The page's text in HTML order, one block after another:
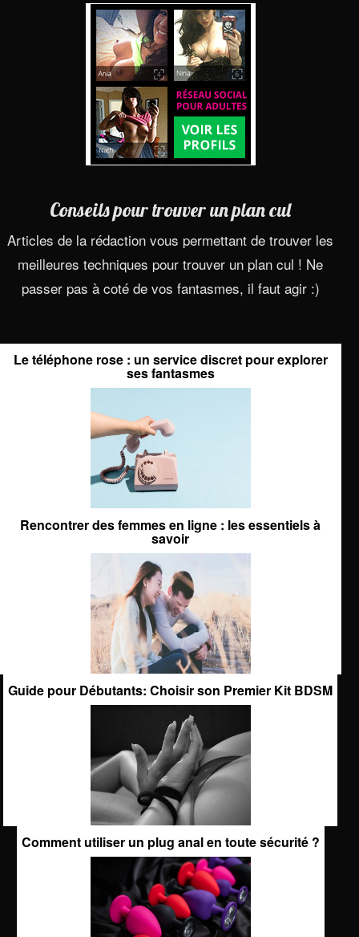
Conseils pour trouver un plan cul
Articles de la rédaction vous permettant de trouver les
meilleures techniques pour trouver un plan cul ! Ne
passer pas à coté de vos fantasmes, il faut agir :)
Le téléphone rose : un service discret pour explorer
ses fantasmes
Rencontrer des femmes en ligne : les essentiels à
savoir
Guide pour Débutants: Choisir son Premier Kit BDSM
Comment utiliser un plug anal en toute sécurité ?